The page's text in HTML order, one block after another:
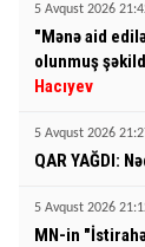
5 Avqust 2026
"Mənə aid
olunmuş
Hacıyev
5 Avqust 2026
QAR YAĞDI:
5 Avqust 2026
MN-in